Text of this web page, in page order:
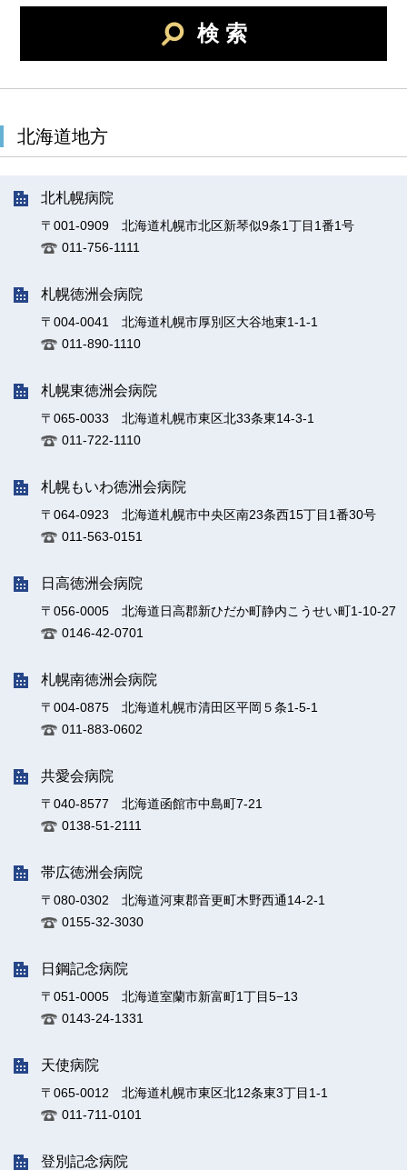
検 索
北海道地方
北札幌病院
〒001-0909 北海道札幌市北区新琴似9条1丁目1番1号
011-756-1111
札幌徳洲会病院
〒004-0041 北海道札幌市厚別区大谷地東1-1-1
011-890-1110
札幌東徳洲会病院
〒065-0033 北海道札幌市東区北33条東14-3-1
011-722-1110
札幌もいわ徳洲会病院
〒064-0923 北海道札幌市中央区南23条西15丁目1番30号
011-563-0151
日高徳洲会病院
〒056-0005 北海道日高郡新ひだか町静内こうせい町1-10-27
0146-42-0701
札幌南徳洲会病院
〒004-0875 北海道札幌市清田区平岡５条1-5-1
011-883-0602
共愛会病院
〒040-8577 北海道函館市中島町7-21
0138-51-2111
帯広徳洲会病院
〒080-0302 北海道河東郡音更町木野西通14-2-1
0155-32-3030
日鋼記念病院
〒051-0005 北海道室蘭市新富町1丁目5−13
0143-24-1331
天使病院
〒065-0012 北海道札幌市東区北12条東3丁目1-1
011-711-0101
登別記念病院